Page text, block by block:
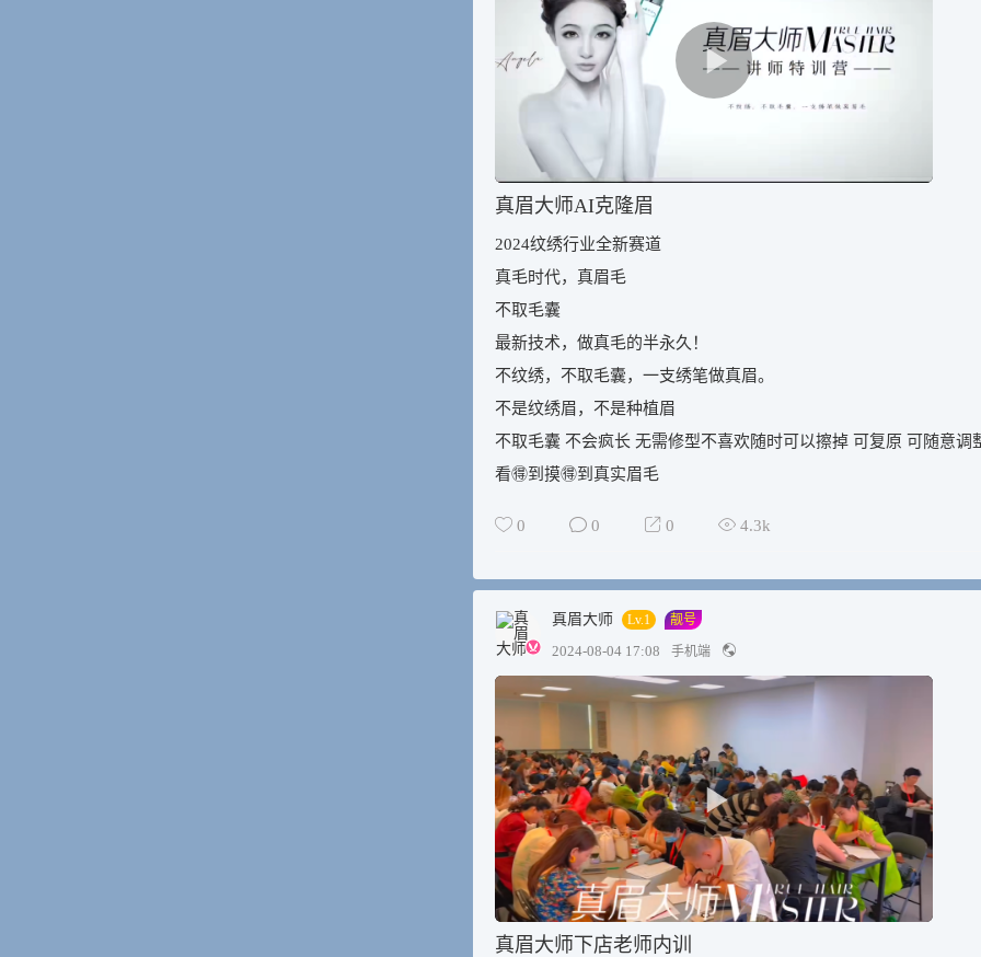
真眉大师AI克隆眉
2024纹绣行业全新赛道
真毛时代，真眉毛
不取毛囊
最新技术，做真毛的半永久！
不纹绣，不取毛囊，一支绣笔做真眉。
不是纹绣眉，不是种植眉
不取毛囊 不会疯长 无需修型不喜欢随时可以擦掉 可复原 可随意调
看🉐到摸🉐到真实眉毛
0 0 0 4.3k
真眉大师 Lv.1 靓号
2024-08-04 17:08 手机端
真眉大师下店老师内训